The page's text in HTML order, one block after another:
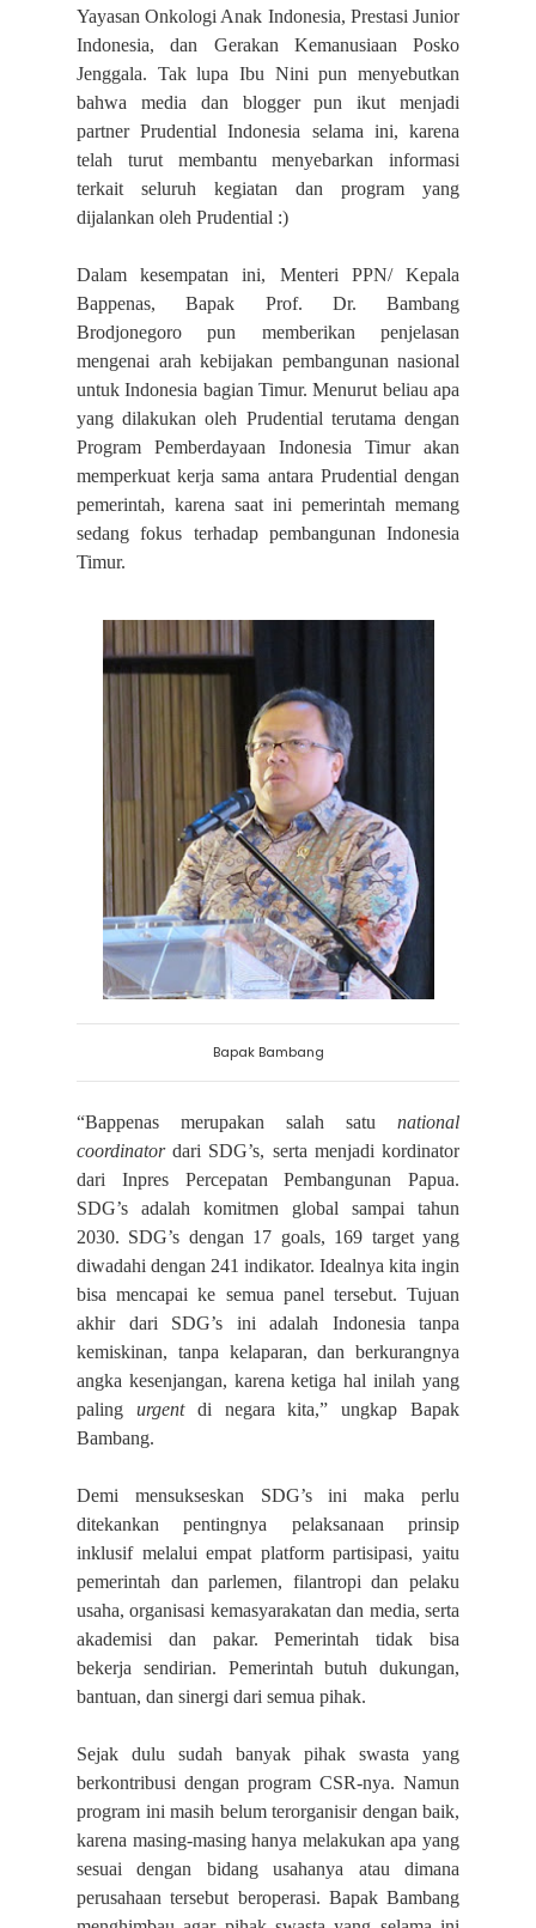
Yayasan Onkologi Anak Indonesia, Prestasi Junior
Indonesia, dan Gerakan Kemanusiaan Posko
Jenggala. Tak lupa Ibu Nini pun menyebutkan
bahwa media dan blogger pun ikut menjadi
partner Prudential Indonesia selama ini, karena
telah turut membantu menyebarkan informasi
terkait seluruh kegiatan dan program yang
dijalankan oleh Prudential :)
Dalam kesempatan ini, Menteri PPN/ Kepala
Bappenas, Bapak Prof. Dr. Bambang
Brodjonegoro pun memberikan penjelasan
mengenai arah kebijakan pembangunan nasional
untuk Indonesia bagian Timur. Menurut beliau apa
yang dilakukan oleh Prudential terutama dengan
Program Pemberdayaan Indonesia Timur akan
memperkuat kerja sama antara Prudential dengan
pemerintah, karena saat ini pemerintah memang
sedang fokus terhadap pembangunan Indonesia
Timur.
Bapak Bambang
“Bappenas merupakan salah satu national
coordinatordari SDG’s, serta menjadi kordinator
dari Inpres Percepatan Pembangunan Papua.
SDG’s adalah komitmen global sampai tahun
2030. SDG’s dengan 17 goals, 169 target yang
diwadahi dengan 241 indikator. Idealnya kita ingin
bisa mencapai ke semua panel tersebut. Tujuan
akhir dari SDG’s ini adalah Indonesia tanpa
kemiskinan, tanpa kelaparan, dan berkurangnya
angka kesenjangan, karena ketiga hal inilah yang
paling urgent di negara kita,” ungkap Bapak
Bambang.
Demi mensukseskan SDG’s ini maka perlu
ditekankan pentingnya pelaksanaan prinsip
inklusif melalui empat platform partisipasi, yaitu
pemerintah dan parlemen, filantropi dan pelaku
usaha, organisasi kemasyarakatan dan media, serta
akademisi dan pakar. Pemerintah tidak bisa
bekerja sendirian. Pemerintah butuh dukungan,
bantuan, dan sinergi dari semua pihak.
Sejak dulu sudah banyak pihak swasta yang
berkontribusi dengan program CSR-nya. Namun
program ini masih belum terorganisir dengan baik,
karena masing-masing hanya melakukan apa yang
sesuai dengan bidang usahanya atau dimana
perusahaan tersebut beroperasi. Bapak Bambang